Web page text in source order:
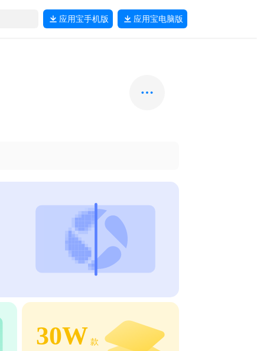
应用宝手机版 应用宝电脑版
30W 款